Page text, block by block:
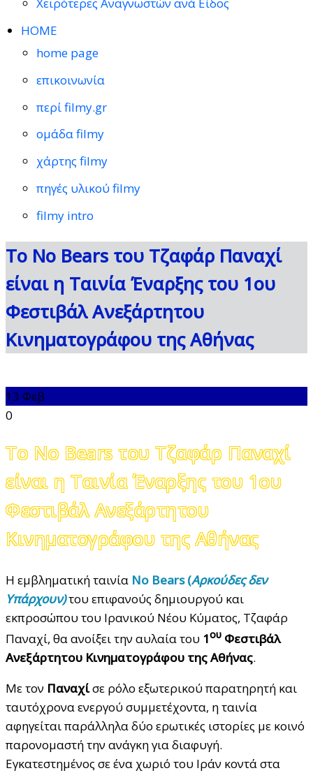
Χειρότερες Αναγνωστών ανά Είδος
HOME
home page
επικοινωνία
περί filmy.gr
ομάδα filmy
χάρτης filmy
πηγές υλικού filmy
filmy intro
To No Bears του Τζαφάρ Παναχί
είναι η Ταινία Έναρξης του 1ου
Φεστιβάλ Ανεξάρτητου
Κινηματογράφου της Αθήνας
13 Φεβ
0
To No Bears του Τζαφάρ Παναχί
είναι η Ταινία Έναρξης του 1ου
Φεστιβάλ Ανεξάρτητου
Κινηματογράφου της Αθήνας
Η εμβληματική ταινία No Bears (Αρκούδες δεν
Υπάρχουν)του επιφανούς δημιουργού και
εκπροσώπου του Ιρανικού Νέου Κύματος, Τζαφάρ
Παναχί, θα ανοίξει την αυλαία του 1ου Φεστιβάλ
Ανεξάρτητου Κινηματογράφου της Αθήνας.
Με τον Παναχίσε ρόλο εξωτερικού παρατηρητή και
ταυτόχρονα ενεργού συμμετέχοντα, η ταινία
αφηγείται παράλληλα δύο ερωτικές ιστορίες με κοινό
παρονομαστή την ανάγκη για διαφυγή.
Εγκατεστημένος σε ένα χωριό του Ιράν κοντά στα